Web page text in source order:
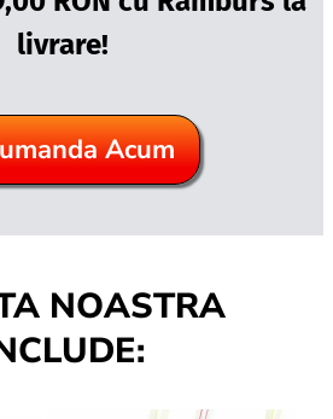
livrare!
Acum
NOASTRA